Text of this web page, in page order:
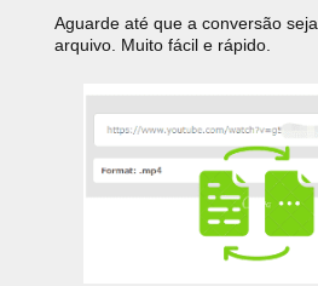
Aguarde até que a conversão
arquivo. Muito fácil e rápido.